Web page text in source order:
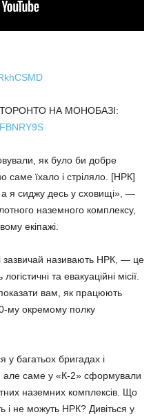
НА МОНОБАЗІ:
як було би добре
саме їхало і стріляло. [НРК]
а я сиджу десь у сховищі», —
наземного комплексу,
екіпажі.
зазвичай називають НРК, — це
та евакуаційні місії.
вам, як працюють
му окремому полку
у багатьох бригадах і
але саме у «К-2» сформували
наземних комплексів. Що
не можуть НРК? Дивіться у